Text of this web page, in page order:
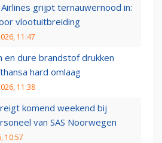
grijpt ternauwernood in:
vlootuitbreiding
11:47
en dure brandstof drukken
hard omlaag
11:38
komend weekend bij
van SAS Noorwegen
10:57